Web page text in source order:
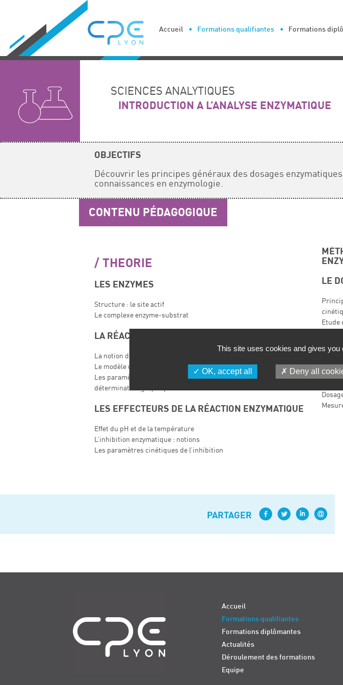
Accueil Formations qualifiantes Formations
SCIENCES ANALYTIQUES
INTRODUCTION A L’ANALYSE ENZYMATIQUE
OBJECTIFS
Découvrir les principes généraux des dosages
connaissances en enzymologie.
CONTENU PÉDAGOGIQUE
THEORIE
LES ENZYMES
Structure : le site actif
Le complexe enzyme-substrat
LA RÉACTION ENZYME-SUBSTRAT
La notion de vitesse initiale
Le modèle de Michaelis-Menten
Les paramètres cinétiques d’une réaction à 1 substrat :
détermination graphique
LES EFFECTEURS DE LA RÉACTION ENZYMATIQUE
Effet du pH et de la température
L’inhibition enzymatique : notions
Les paramètres cinétiques de l’inhibition
LE
Etude
PARTAGER
Accueil
Formations qualifiantes
Formations diplômantes
Actualités
Déroulement des formations
Equipe
Cookies management panel
This site uses cookies and gives
OK, accept all Deny all